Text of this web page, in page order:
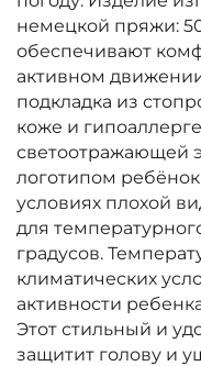
немецкой пряжи:
обеспечивают
активном
подкладка из
коже и
светоотражающей
логотипом
условиях плохой
для
градусов.
климатических
активности
Этот стильный и
защитит голову и